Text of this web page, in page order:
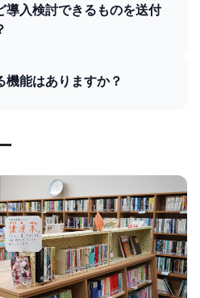
導入検討できるものを送付
機能はありますか？